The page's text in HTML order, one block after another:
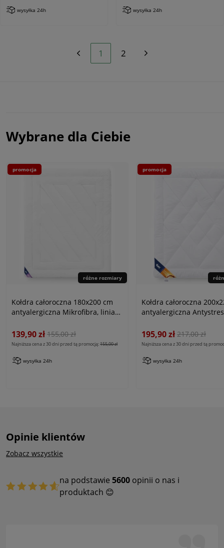
wysyłka 24h wysyłka 24h
1 2
Wybrane dla Ciebie
różne rozmiary
Kołdra całoroczna 180x200 cm
antyalergiczna Mikrofibra, linia
139,90 zł 155,00 zł
Najniższa cena z 30 dni przed tą promocją:155,00 zł
wysyłka 24h
promocja
Kołdra całoroczna
antyalergiczna
195,90 zł 217,00 zł
Najniższa cena z 30 dni przed tą
wysyłka 24h
promocja
Opinie klientów
Zobacz wszystkie
na podstawie 5600 opinii o nas i
produktach 😊